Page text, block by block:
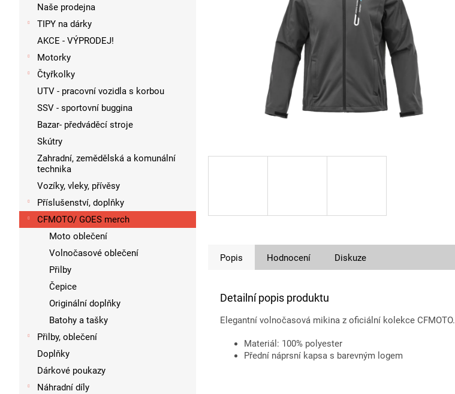
Naše prodejna
TIPY na dárky
AKCE - VÝPRODEJ!
Motorky
Čtyřkolky
UTV - pracovní vozidla s korbou
SSV - sportovní buggina
Bazar- předváděcí stroje
Skútry
Zahradní, zemědělská a komunální
technika
Vozíky, vleky, přívěsy
Příslušenství, doplňky
CFMOTO/ GOES merch
Moto oblečení
Volnočasové oblečení
Přilby
Čepice
Originální doplňky
Batohy a tašky
Přilby, oblečení
Doplňky
Dárkové poukazy
Náhradní díly
Popis Hodnocení Diskuze
Detailní popis produktu
Elegantní volnočasová mikina z oficiální kolekce CFMOTO.
Materiál: 100% polyester
Přední náprsní kapsa s barevným logem